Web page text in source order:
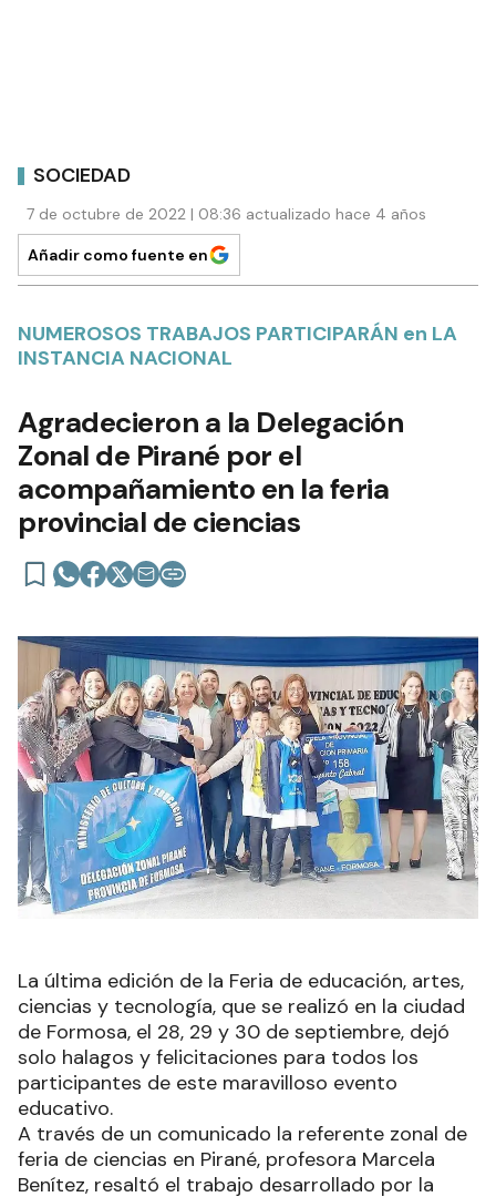
SOCIEDAD
7 de octubre de 2022 | 08:36 actualizado hace 4 años
Añadir como fuente en
NUMEROSOS TRABAJOS PARTICIPARÁN en LA
INSTANCIA NACIONAL
Agradecieron a la Delegación
Zonal de Pirané por el
acompañamiento en la feria
provincial de ciencias
La última edición de la Feria de educación, artes,
ciencias y tecnología, que se realizó en la ciudad
de Formosa, el 28, 29 y 30 de septiembre, dejó
solo halagos y felicitaciones para todos los
participantes de este maravilloso evento
educativo.
A través de un comunicado la referente zonal de
feria de ciencias en Pirané, profesora Marcela
Benítez, resaltó el trabajo desarrollado por la